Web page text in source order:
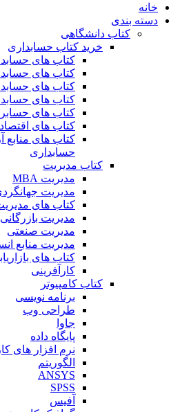
خانه
دسته بندی
کتاب دانشگاهی
خرید کتاب حسابداری
کتاب های
کتاب های
کتاب های
کتاب های
کتاب های
کتاب های
کتاب های
حسابداری
کتاب مدیریت
مدیریت MBA
مدیریت
کتاب های
مدیریت بازرگانی
مدیریت صنعتی
مدیریت منابع
کتاب های
کارآفرینی
کتاب کامپیوتر
برنامه نویسی
طراحی وب
جاوا
پایگاه داده
نرم افزار های
الگوریتم
ANSYS
SPSS
آفیس